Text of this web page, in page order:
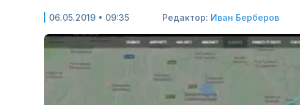
06.05.2019 • 09:35 Редактор: Иван Берберов